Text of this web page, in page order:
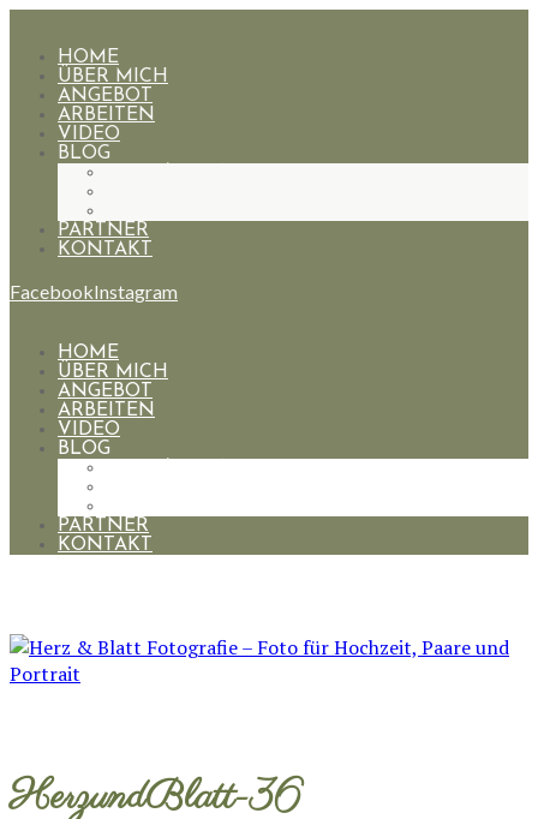
HOME
ÜBER MICH
ANGEBOT
ARBEITEN
VIDEO
BLOG
PARTNER
KONTAKT
FacebookInstagram
HOME
ÜBER MICH
ANGEBOT
ARBEITEN
VIDEO
BLOG
PARTNER
KONTAKT
HerzundBlatt-36